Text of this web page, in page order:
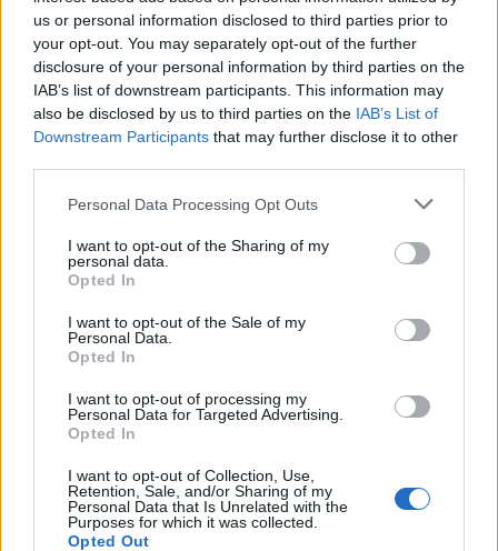
us or personal information disclosed to third parties prior to
your opt-out. You may separately opt-out of the further
disclosure of your personal information by third parties on the
IAB’s list of downstream participants. This information may
also be disclosed by us to third parties on the IAB’s List of
Downstream Participants that may further disclose it to other
Personal Data Processing Opt Outs
I want to opt-out of the Sharing of my
personal data.
Opted In
I want to opt-out of the Sale of my
Personal Data.
Opted In
I want to opt-out of processing my
Personal Data for Targeted Advertising.
Opted In
I want to opt-out of Collection, Use,
Retention, Sale, and/or Sharing of my
Personal Data that Is Unrelated with the
Purposes for which it was collected.
Opted Out
ÚLTIMES NOTÍCIES
Blaumut lidera el cartell musical de les
Festes
31 de juliol de 2026
30 de juliol de 2026
31 de juliol de 2026
Només 3 de cada 10 turistes visiten la
regió de l’Ebre durant juliol i agost
31 de juliol de 2026